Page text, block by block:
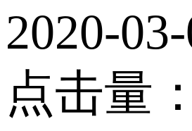
2020-
点击量：